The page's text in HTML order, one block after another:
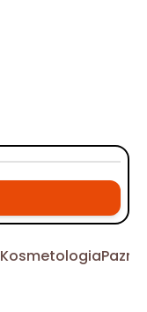
Kosmetologia